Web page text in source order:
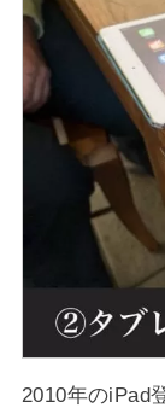
2010年のiPad